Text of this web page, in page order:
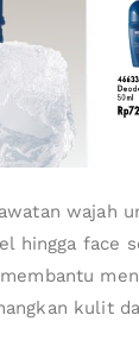
wajah
hingga face
kulit